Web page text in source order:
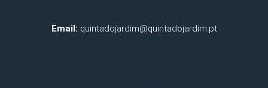
Email: quintadojardim@quintadojardim.pt